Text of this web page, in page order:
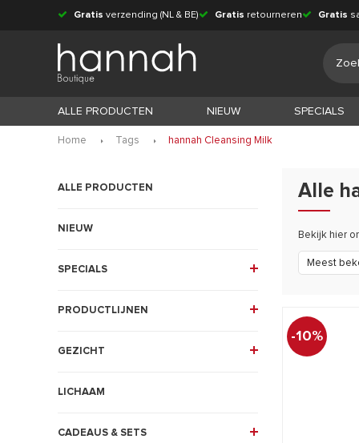
Gratis verzending (NL & BE) Gratis retourneren Gratis
ALLE PRODUCTEN NIEUW SPECIALS
Home Tags hannah Cleansing Milk
ALLE PRODUCTEN
NIEUW
SPECIALS
PRODUCTLIJNEN
GEZICHT
LICHAAM
CADEAUS & SETS
Alle
Bekijk hier
Meest
-10%